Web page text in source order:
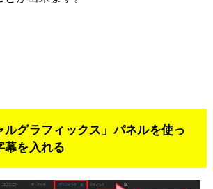
ルグラフィックス」パネルを使っ
幕を入れる